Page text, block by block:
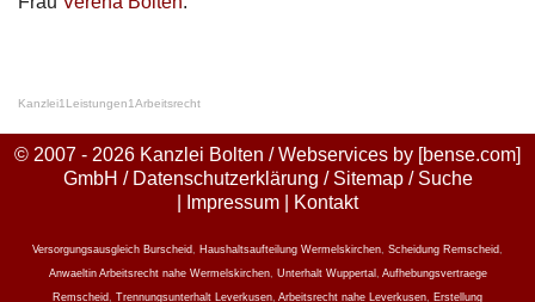
Kanzlei1 Leistungen1Arbeitsrecht
© 2007 - 2026 Kanzlei Bolten / Webservices by [bense.com]
GmbH / Datenschutzerklärung / Sitemap/ Suche
Impressum Kontakt
Versorgungsausgleich Burscheid Haushaltsaufteilung Wermelskirchen Scheidung Remscheid
Anwaeltin Arbeitsrecht nahe Wermelskirchen, Unterhalt Wuppertal
Aufhebungsvertraege
Remscheid
Trennungsunterhalt Leverkusen Arbeitsrecht nahe Leverkusen Erstellung